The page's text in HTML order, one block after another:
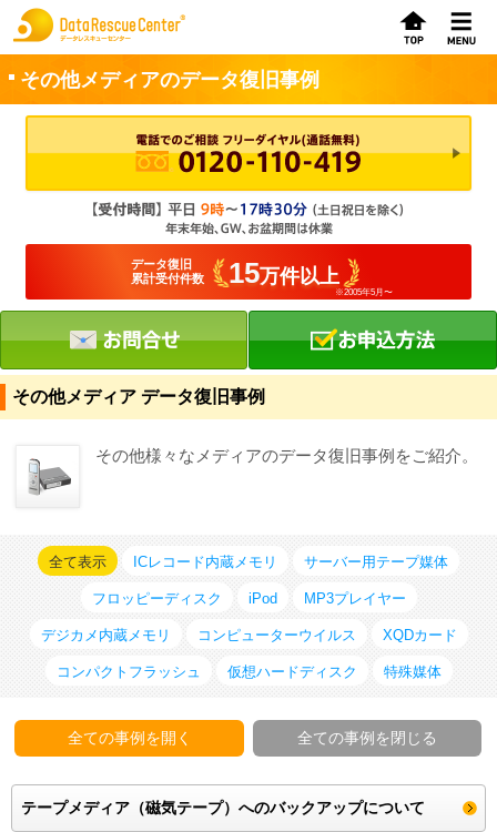
その他メディアのデータ復旧事例
データ復旧
累計受付件数
15万件以上
※2005年5月〜
その他メディア データ復旧事例
その他様々なメディアのデータ復旧事例をご紹介。
全て表示 ICレコード内蔵メモリ サーバー用テープ媒体
フロッピーディスク iPod MP3プレイヤー
デジカメ内蔵メモリ コンピューターウイルス XQDカード
コンパクトフラッシュ 仮想ハードディスク 特殊媒体
全ての事例を開く 全ての事例を閉じる
テープメディア（磁気テープ）へのバックアップについて
お申込方法
お問合せ
初めてのお客さまへ
サービスの流れ
データレスキューセンターの特徴
データ復旧料金
対応メディア
よくあるご質問
データ復旧特集
データ復旧のウソ？ホント？
プライバシーマーク認定
特定商取引法に基づく表記